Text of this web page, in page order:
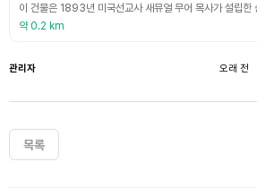
약 0.2 km
관리자 오래 전
목록